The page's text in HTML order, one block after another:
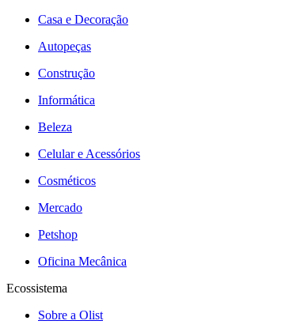
Casa e Decoração
Autopeças
Construção
Informática
Beleza
Celular e Acessórios
Cosméticos
Mercado
Petshop
Oficina Mecânica
Ecossistema
Sobre a Olist